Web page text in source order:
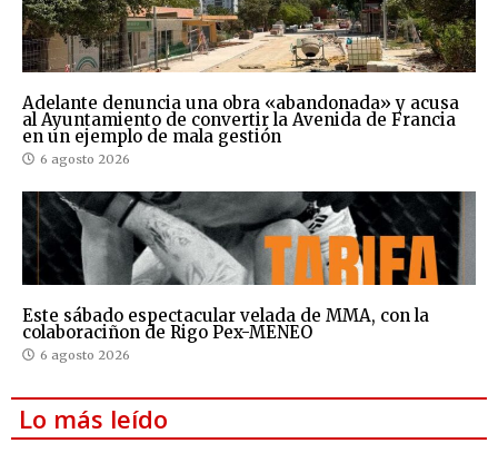
Adelante denuncia una obra «abandonada» y acusa
al Ayuntamiento de convertir la Avenida de Francia
en un ejemplo de mala gestión
6 agosto 2026
Este sábado espectacular velada de MMA, con la
colaboraciñon de Rigo Pex-MENEO
6 agosto 2026
Lo más leído